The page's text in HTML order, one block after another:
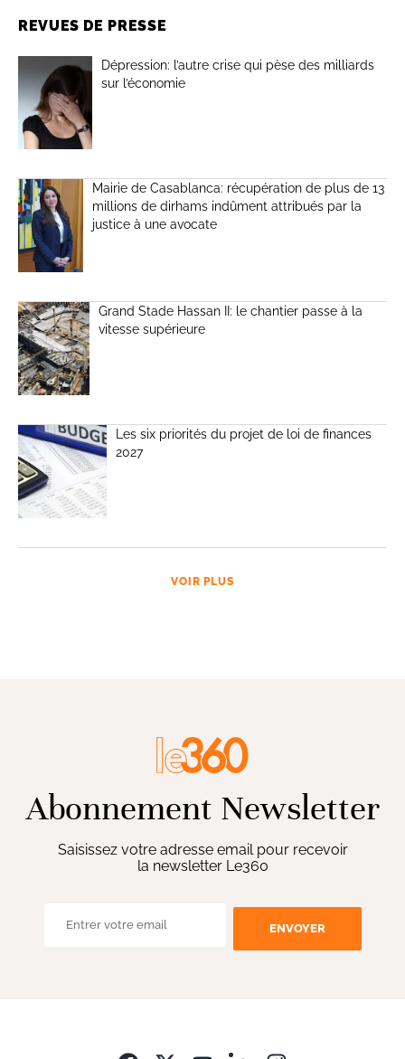
REVUES DE PRESSE
Dépression: l’autre crise qui pèse des milliards
sur l’économie
Mairie de Casablanca: récupération de plus de 13
millions de dirhams indûment attribués par la
justice à une avocate
Grand Stade Hassan II: le chantier passe à la
vitesse supérieure
Les six priorités du projet de loi de finances
2027
VOIR PLUS
Abonnement Newsletter
Saisissez votre adresse email pour recevoir
la newsletter Le360
ENVOYER